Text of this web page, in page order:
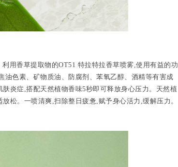
用香草提取物的OT51 特拉特拉香草喷雾,使用有益的功
色素、矿物质油、防腐剂、苯氧乙醇、酒精等有害成
炎症,搭配天然植物香味5秒即可释放身心压力。天然植
松。一喷清爽,扫除整日疲惫,赋予身心活力,缓解压力。